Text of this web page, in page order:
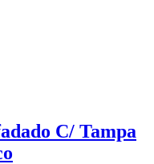
C/ Tampa